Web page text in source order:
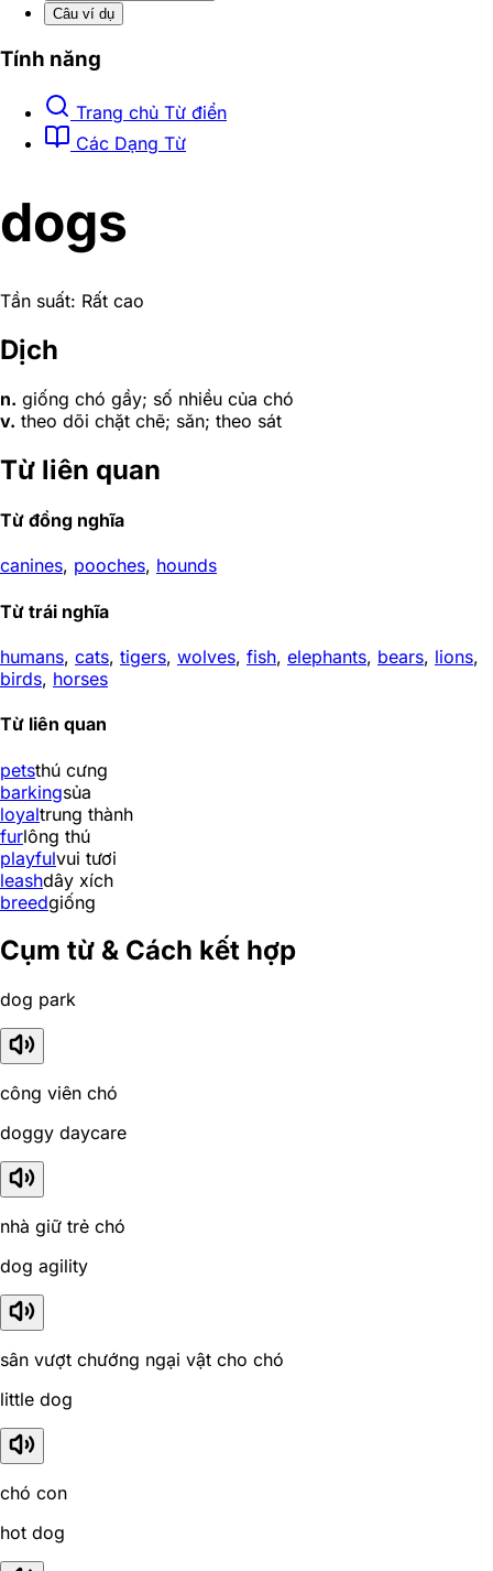
Câu ví dụ
Tính năng
Trang chủ Từ điển
Các Dạng Từ
dogs
Tần suất: Rất cao
Dịch
n. giống chó gầy; số nhiều của chó
v. theo dõi chặt chẽ; săn; theo sát
Từ liên quan
Từ đồng nghĩa
canines, pooches, hounds
Từ trái nghĩa
humans, cats, tigers, wolves, fish, elephants, bears, lions,
birds, horses
Từ liên quan
petsthú cưng
barkingsủa
loyaltrung thành
furlông thú
playfulvui tươi
leashdây xích
breedgiống
Cụm từ & Cách kết hợp
dog park
công viên chó
doggy daycare
nhà giữ trẻ chó
dog agility
sân vượt chướng ngại vật cho chó
little dog
chó con
hot dog